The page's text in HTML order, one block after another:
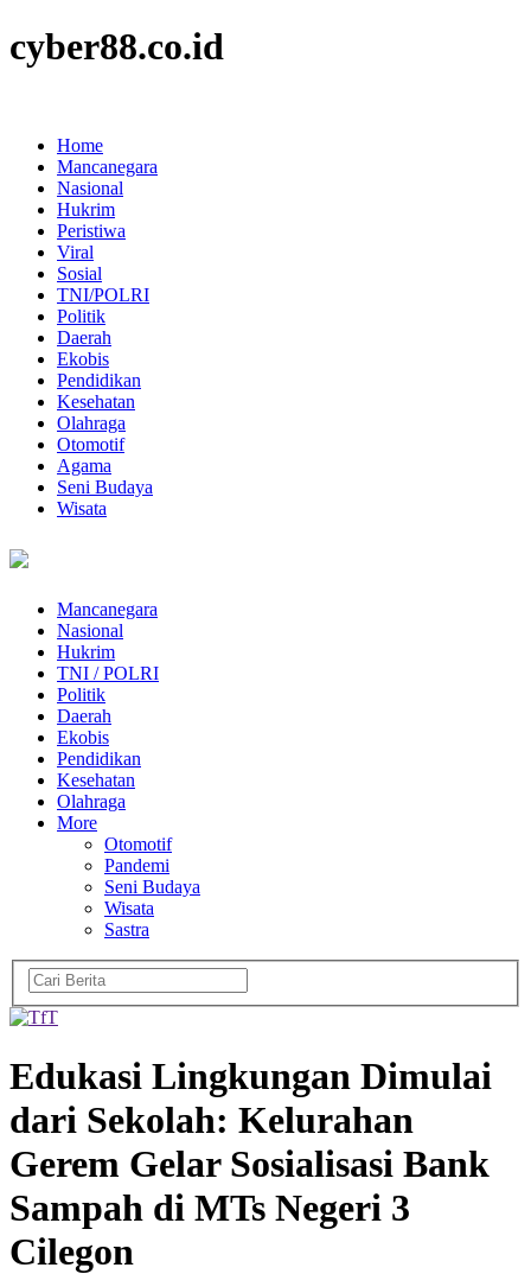
cyber88.co.id
Home
Mancanegara
Nasional
Hukrim
Peristiwa
Viral
Sosial
TNI/POLRI
Politik
Daerah
Ekobis
Pendidikan
Kesehatan
Olahraga
Otomotif
Agama
Seni Budaya
Wisata
Mancanegara
Nasional
Hukrim
TNI / POLRI
Politik
Daerah
Ekobis
Pendidikan
Kesehatan
Olahraga
More
Otomotif
Pandemi
Seni Budaya
Wisata
Sastra
Edukasi Lingkungan Dimulai
dari Sekolah: Kelurahan
Gerem Gelar Sosialisasi Bank
Sampah di MTs Negeri 3
Cilegon